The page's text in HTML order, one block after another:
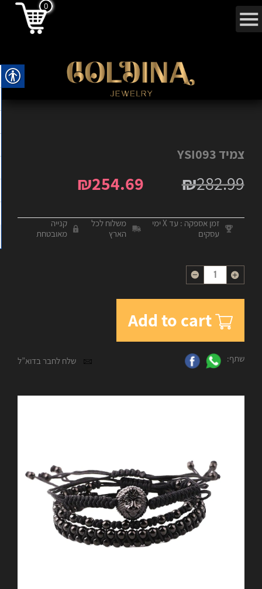
0
צמיד YSI093
₪282.99
₪254.69
זמן אספקה : עד X ימי
עסקים
משלוח לכל
הארץ
קנייה
מאובטחת
Quantity
Add to cart
שתף: שלח לחבר בדוא”ל